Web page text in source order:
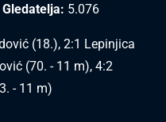
Gledatelja: 5.076
(18.), 2:1 Lepinjica
(70. - 11 m), 4:2
- 11 m)